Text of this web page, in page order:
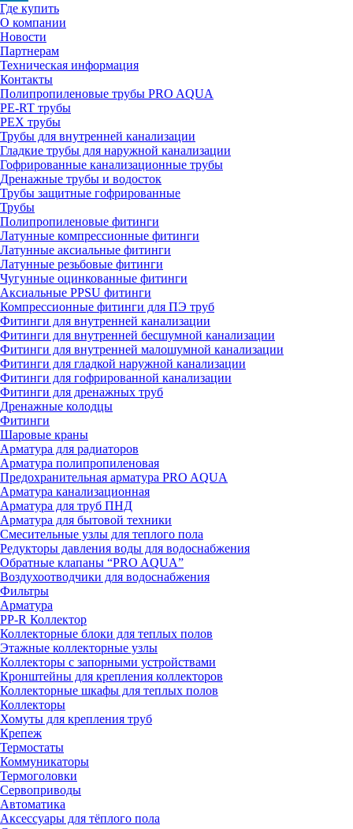
Где купить
О компании
Новости
Партнерам
Техническая информация
Контакты
Полипропиленовые трубы PRO AQUA
PE-RT трубы
PEX трубы
Трубы для внутренней канализации
Гладкие трубы для наружной канализации
Гофрированные канализационные трубы
Дренажные трубы и водосток
Трубы защитные гофрированные
Трубы
Полипропиленовые фитинги
Латунные компрессионные фитинги
Латунные аксиальные фитинги
Латунные резьбовые фитинги
Чугунные оцинкованные фитинги
Аксиальные PPSU фитинги
Компрессионные фитинги для ПЭ труб
Фитинги для внутренней канализации
Фитинги для внутренней бесшумной канализации
Фитинги для внутренней малошумной канализации
Фитинги для гладкой наружной канализации
Фитинги для гофрированной канализации
Фитинги для дренажных труб
Дренажные колодцы
Фитинги
Шаровые краны
Арматура для радиаторов
Арматура полипропиленовая
Предохранительная арматура PRO AQUA
Арматура канализационная
Арматура для труб ПНД
Арматура для бытовой техники
Смесительные узлы для теплого пола
Редукторы давления воды для водоснабжения
Обратные клапаны “PRO AQUA”
Воздухоотводчики для водоснабжения
Фильтры
Арматура
PP-R Коллектор
Коллекторные блоки для теплых полов
Этажные коллекторные узлы
Коллекторы с запорными устройствами
Кронштейны для крепления коллекторов
Коллекторные шкафы для теплых полов
Коллекторы
Хомуты для крепления труб
Крепеж
Термостаты
Коммуникаторы
Термоголовки
Сервоприводы
Автоматика
Аксессуары для тёплого пола